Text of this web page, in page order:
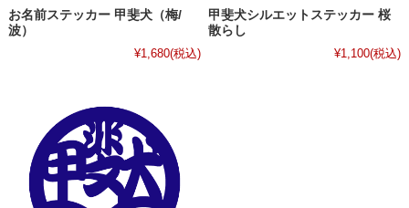
お名前ステッカー 甲斐犬（梅/
波）
¥1,680(税込)
甲斐犬シルエットステッカー 桜
散らし
¥1,100(税込)